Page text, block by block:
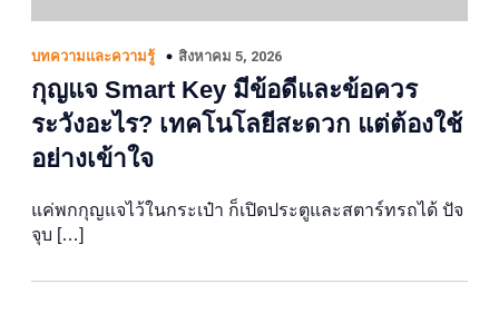
บทความและความรู้ สิงหาคม 5, 2026
กุญแจ Smart Key มีข้อดีและข้อควร
ระวังอะไร? เทคโนโลยีสะดวก แต่ต้องใช้
อย่างเข้าใจ
แค่พกกุญแจไว้ในกระเป๋า ก็เปิดประตูและสตาร์ทรถได้ ปัจ
จุบ […]